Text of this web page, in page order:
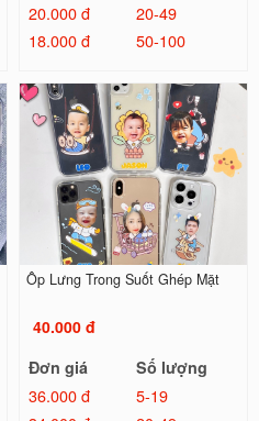
20.000 đ
20-49
18.000 đ
50-100
Ốp Lưng Trong Suốt Ghép Mặt
40.000 đ
Đơn giá
Số lượng
36.000 đ
5-19